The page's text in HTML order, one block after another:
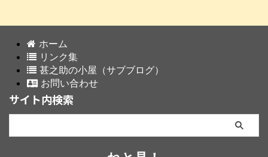
ホーム
リンク集
甚之助の小屋（サブブログ）
お問い合わせ
サイト内検索